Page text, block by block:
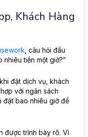
Khách Hàng
, câu hỏi đầu
nhiêu tiền một giờ?”
đặt dịch vụ, khách
với ngân sách
đặt bao nhiêu giờ để
được trình bày rõ. Vì